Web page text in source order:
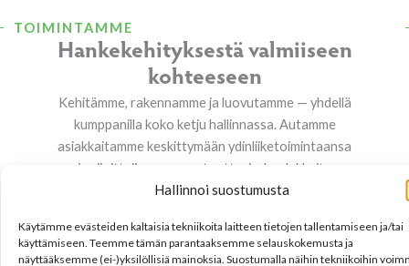
Hallinnoi suostumusta
Käytämme evästeiden kaltaisia tekniikoita laitteen tietojen tallentamiseen ja/tai
käyttämiseen. Teemme tämän parantaaksemme selauskokemusta ja
näyttääksemme (ei-)yksilöllisiä mainoksia. Suostumalla näihin tekniikoihin
TOIMINTAMME
Hankekehityksestä valmiiseen
kohteeseen
Kehitämme, rakennamme ja luovutamme — yhdellä
kumppanilla koko ketju hallinnassa. Autamme
asiakkaitamme keskittymään ydinliiketoimintaansa
ja sijoittajia saamaan tuottavia, laadukkaita
kohteita.